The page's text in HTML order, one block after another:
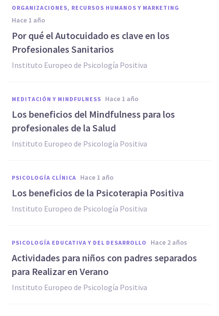
ORGANIZACIONES, RECURSOS HUMANOS Y MARKETING
hace 1 año
Por qué el Autocuidado es clave en los
Profesionales Sanitarios
Instituto Europeo de Psicología Positiva
MEDITACIÓN Y MINDFULNESS hace 1 año
Los beneficios del Mindfulness para los
profesionales de la Salud
Instituto Europeo de Psicología Positiva
PSICOLOGÍA CLÍNICA hace 1 año
Los beneficios de la Psicoterapia Positiva
Instituto Europeo de Psicología Positiva
PSICOLOGÍA EDUCATIVA Y DEL DESARROLLO hace 2 años
Actividades para niños con padres separados
para Realizar en Verano
Instituto Europeo de Psicología Positiva